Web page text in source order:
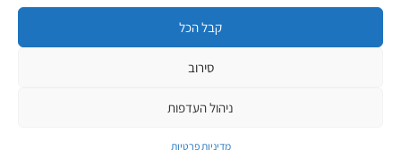
קבל הכל
סירוב
ניהול העדפות
מדיניות פרטיות
פיתוח אתרים